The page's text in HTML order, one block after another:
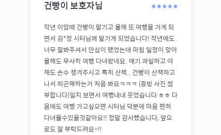
건빵이 보호자님
작년 이맘때 건빵이 맡기고 올해 또 여행을 가게 되
면서 김*정 시터님께 맡기게 되었습니다! 작년에도
너무 잘봐주셔서 안심이 됐었는데 마침 일정이 맞아
올해도 무사히 여행 다녀왔네요. 애기 과일하고 야
채도 손수 챙겨주시고 특히 산책.. 건빵이 산책하고
나서 피곤해하는거 처음 봐요ㅋㅋㅋ (증빙 사진 첨
부합니다)일지 보면서 여행내내 웃었습니다 ㅎㅎ 다
음에도 여행 가고싶으면 시터님 덕분에 마음 편히
다녀올수있을것같아요!! 정말 감사했습니다, 앞으
로도 잘 부탁드려요~!!